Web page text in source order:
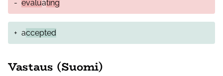
- evaluating
+ accepted
Vastaus (Suomi)